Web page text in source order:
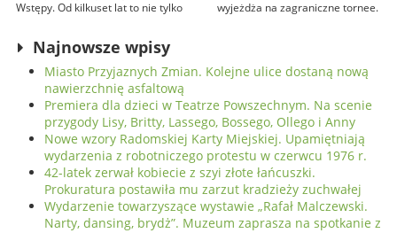
Wstępy. Od kilkuset lat to nie tylko
wyjeżdża na zagraniczne tornee.
Najnowsze wpisy
Miasto Przyjaznych Zmian. Kolejne ulice dostaną nową
nawierzchnię asfaltową
Premiera dla dzieci w Teatrze Powszechnym. Na scenie
przygody Lisy, Britty, Lassego, Bossego, Ollego i Anny
Nowe wzory Radomskiej Karty Miejskiej. Upamiętniają
wydarzenia z robotniczego protestu w czerwcu 1976 r.
42-latek zerwał kobiecie z szyi złote łańcuszki.
Prokuratura postawiła mu zarzut kradzieży zuchwałej
Wydarzenie towarzyszące wystawie „Rafał Malczewski.
Narty, dansing, brydż”. Muzeum zaprasza na spotkanie z